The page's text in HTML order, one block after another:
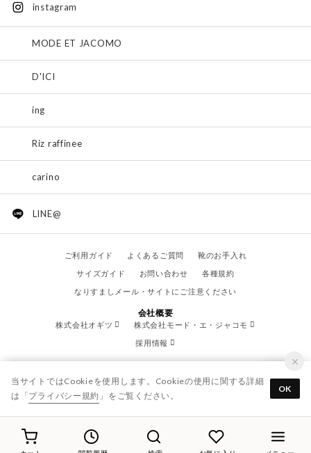
instagram
MODE ET JACOMO
D'ICI
ing
Riz raffinee
carino
LINE@
ご利用ガイド よくあるご質問
靴のお手入れ
サイズガイド
お問い合わせ
各種規約
なりすましメール・サイトにご注意ください
会社概要
株式会社オギツ
株式会社モード・エ・ジャコモ
採用情報
© OGITSU CO.,LTD. / All Right Reserved.
当サイトではCookieを使用します。Cookieの使用に関する詳細
は「プライバシー規約 」をご覧ください。
OK